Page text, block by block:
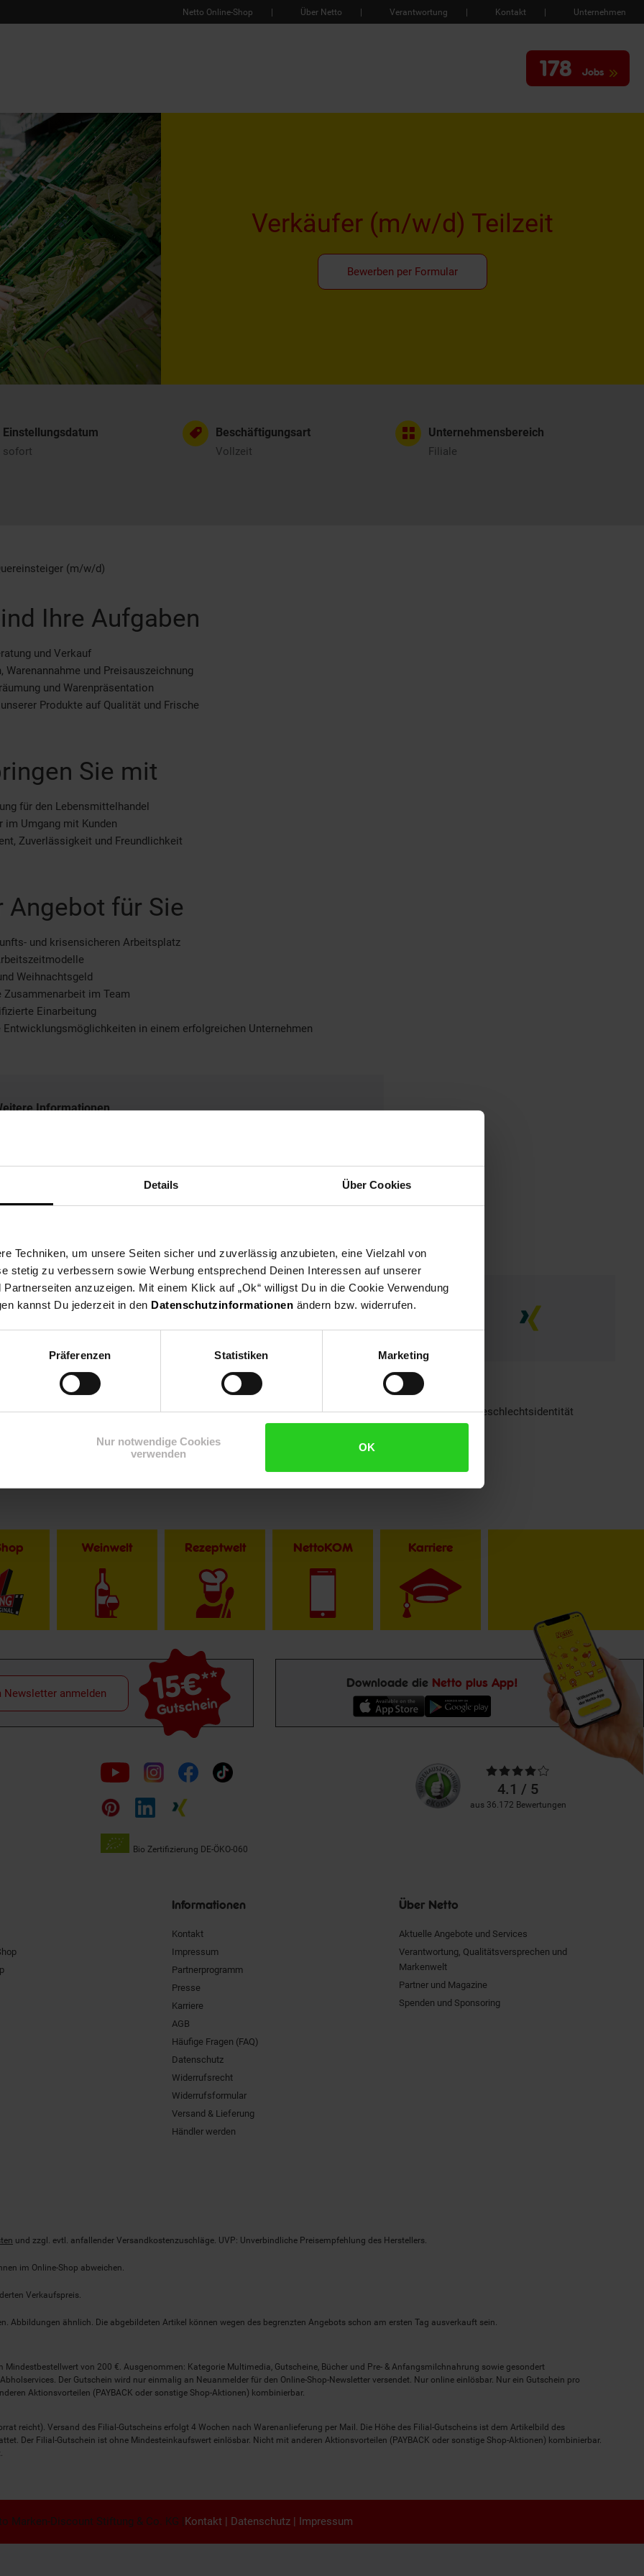
Details Über Cookies
Techniken, um unsere Seiten sicher und zuverlässig anzubieten, eine Vielzahl von
stetig zu verbessern sowie Werbung entsprechend Deinen Interessen auf unserer
anzuzeigen. Mit einem Klick auf „Ok“ willigst Du in die Cookie Verwendung
kannst Du jederzeit in den Datenschutzinformationen ändern bzw. widerrufen.
Präferenzen Statistiken Marketing
Nur notwendige Cookies
verwenden
OK
Netto Online-Shop Über Netto Verantwortung Kontakt Unternehmen
178 Jobs
Verkäufer (m/w/d) Teilzeit
Bewerben per Formular
Einstellungsdatum
sofort
Beschäftigungsart
Vollzeit
Unternehmensbereich
Filiale
(m/w/d)
Ihre Aufgaben
und Verkauf
Warenannahme und Preisauszeichnung
und Warenpräsentation
Produkte auf Qualität und Frische
Sie mit
für den Lebensmittelhandel
im Umgang mit Kunden
Zuverlässigkeit und Freundlichkeit
Angebot für Sie
und krisensicheren Arbeitsplatz
Weihnachtsgeld
Zusammenarbeit im Team
Einarbeitung
in einem erfolgreichen Unternehmen
Informationen
im Textverlauf die männliche Form der Anrede. Selbstverständlich sind bei Netto Menschen jeder Geschlechtsidentität
Weinwelt Rezeptwelt NettoKOM Karriere
15€**
Gutschein
Newsletter anmelden
Downloade die Netto plus App!
Folge
uns
auf
Bio Zertifizierung DE-ÖKO-060
Unsere
Kundenbewertungen
Durchschnittliche
Bewertungen4.1 / 5
aus 36.172 Bewertungen
Informationen
Kontakt
Impressum
Partnerprogramm
Presse
Karriere
AGB
Häufige Fragen (FAQ)
Datenschutz
Widerrufsrecht
Widerrufsformular
Versand & Lieferung
Händler werden
Über Netto
Aktuelle Angebote und Services
Verantwortung, Qualitätsversprechen und
Markenwelt
Partner und Magazine
Spenden und Sponsoring
und zzgl. evtl. anfallender Versandkostenzuschläge. UVP: Unverbindliche Preisempfehlung des Herstellers.
im Online-Shop abweichen.
Verkaufspreis.
Abbildungen ähnlich. Die abgebildeten Artikel können wegen des begrenzten Angebots schon am ersten Tag ausverkauft sein.
von 200 €. Ausgenommen: Kategorie Multimedia, Gutscheine, Bücher und Pre- & Anfangsmilchnahrung sowie gesondert
Der Gutschein wird nur einmalig an Neuanmelder für den Online-Shop-Newsletter versendet. Nur online einlösbar. Nur ein Gutschein pro
Aktionsvorteilen (PAYBACK oder sonstige Shop-Aktionen) kombinierbar.
reicht). Versand des Filial-Gutscheins erfolgt 4 Wochen nach Warenanlieferung per Mail. Die Höhe des Filial-Gutscheins ist dem Artikelbild des
Der Filial-Gutschein ist ohne Mindesteinkaufswert einlösbar. Nicht mit anderen Aktionsvorteilen (PAYBACK oder sonstige Shop-Aktionen) kombinierbar.
Marken-Discount Stiftung & Co. KG |Kontakt | Datenschutz| Impressum